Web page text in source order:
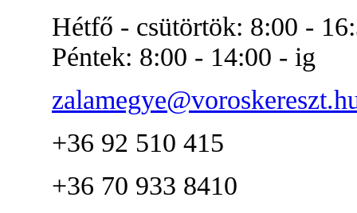
Hétfő - csütörtök: 8:00 -
Péntek: 8:00 - 14:00 - ig
+36 92 510 415
+36 70 933 8410